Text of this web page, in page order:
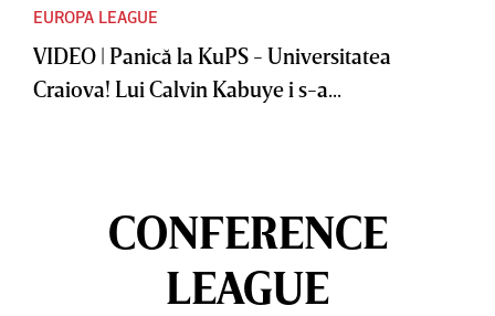
EUROPA LEAGUE
VIDEO | Panică la KuPS - Universitatea
Craiova! Lui Calvin Kabuye i s-a...
CONFERENCE
LEAGUE